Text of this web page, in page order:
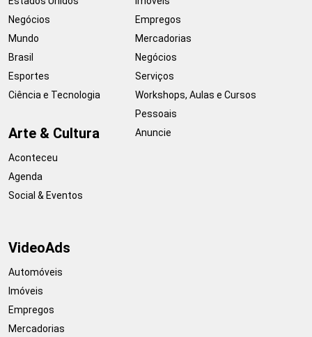
Negócios
Mundo
Brasil
Esportes
Ciência e Tecnologia
Arte & Cultura
Aconteceu
Agenda
Social & Eventos
Empregos
Mercadorias
Negócios
Serviços
Workshops, Aulas e Cursos
Pessoais
Anuncie
VideoAds
Automóveis
Imóveis
Empregos
Mercadorias